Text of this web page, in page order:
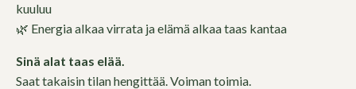
kuuluu
🌿 Energia alkaa virrata ja elämä alkaa taas kantaa
Sinä alat taas elää.
Saat takaisin tilan hengittää. Voiman toimia.